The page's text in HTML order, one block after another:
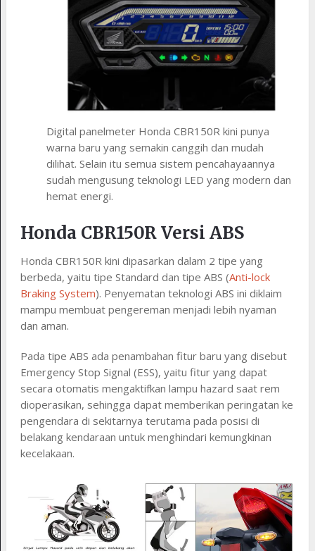
Digital panelmeter Honda CBR150R kini punya
warna baru yang semakin canggih dan mudah
dilihat. Selain itu semua sistem pencahayaannya
sudah mengusung teknologi LED yang modern dan
hemat energi.
Honda CBR150R Versi ABS
Honda CBR150R kini dipasarkan dalam 2 tipe yang
berbeda, yaitu tipe Standard dan tipe ABS (Anti-lock
Braking System). Penyematan teknologi ABS ini diklaim
mampu membuat pengereman menjadi lebih nyaman
dan aman.
Pada tipe ABS ada penambahan fitur baru yang disebut
Emergency Stop Signal (ESS), yaitu fitur yang dapat
secara otomatis mengaktifkan lampu hazard saat rem
dioperasikan, sehingga dapat memberikan peringatan ke
pengendara di sekitarnya terutama pada posisi di
belakang kendaraan untuk menghindari kemungkinan
kecelakaan.